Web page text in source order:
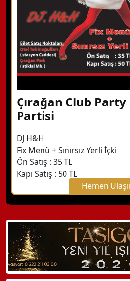
Detaylı Bilgi Alın
Çırağan Club Party
Partisi
DJ H&H
Fix Menü + Sınırsız Yerli İçki
Ön Satış : 35 TL
Kapı Satış : 50 TL
Hemen
X Kapat
WhatsApp ile Bilgi Alın
Hemen Arayın